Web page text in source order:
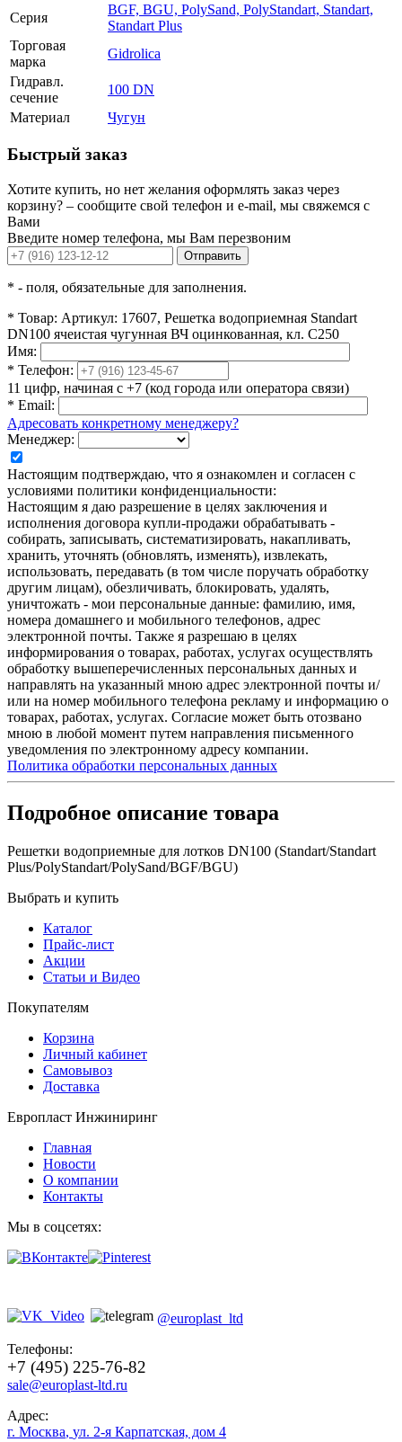
Серия
BGF, BGU, PolySand, PolyStandart, Standart,
Standart Plus
Торговая
марка
Gidrolica
Гидравл.
сечение
100 DN
Материал
Чугун
Быстрый заказ
Хотите купить, но нет желания оформлять заказ через
корзину? – сообщите свой телефон и e-mail, мы свяжемся с
Вами
Введите номер телефона, мы Вам перезвоним
Отправить
* - поля, обязательные для заполнения.
* Товар: Артикул: 17607, Решетка водоприемная Standart
DN100 ячеистая чугунная ВЧ оцинкованная, кл. С250
Имя:
* Телефон:
11 цифр, начиная с +7 (код города или оператора связи)
* Email:
Адресовать конкретному менеджеру?
Менеджер:
Настоящим подтверждаю, что я ознакомлен и согласен с
условиями политики конфиденциальности:
Настоящим я даю разрешение в целях заключения и
исполнения договора купли-продажи обрабатывать -
собирать, записывать, систематизировать, накапливать,
хранить, уточнять (обновлять, изменять), извлекать,
использовать, передавать (в том числе поручать обработку
другим лицам), обезличивать, блокировать, удалять,
уничтожать - мои персональные данные: фамилию, имя,
номера домашнего и мобильного телефонов, адрес
электронной почты. Также я разрешаю в целях
информирования о товарах, работах, услугах осуществлять
обработку вышеперечисленных персональных данных и
направлять на указанный мною адрес электронной почты и/
или на номер мобильного телефона рекламу и информацию о
товарах, работах, услугах. Согласие может быть отозвано
мною в любой момент путем направления письменного
уведомления по электронному адресу компании.
Политика обработки персональных данных
Подробное описание товара
Решетки водоприемные для лотков DN100 (Standart/Standart
Plus/PolyStandart/PolySand/BGF/BGU)
Выбрать и купить
Каталог
Прайс-лист
Акции
Статьи и Видео
Покупателям
Корзина
Личный кабинет
Самовывоз
Доставка
Европласт Инжиниринг
Главная
Новости
О компании
Контакты
Мы в соцсетях:
@europlast_ltd
Телефоны:
+7 (495) 225-76-82
sale@europlast-ltd.ru
Адрес:
г. Москва, ул. 2-я Карпатская, дом 4